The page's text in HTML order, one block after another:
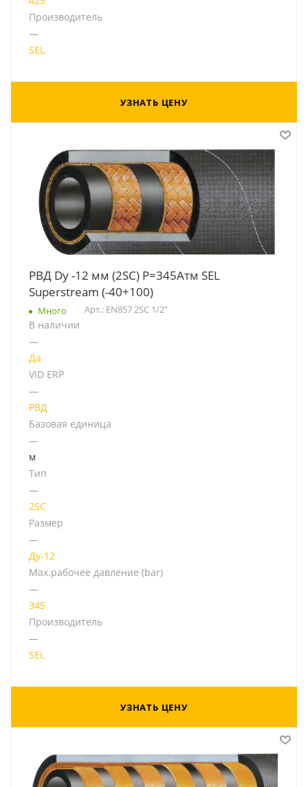
Производитель
—
SEL
УЗНАТЬ ЦЕНУ
РВД Dу -12 мм (2SC) Р=345Атм SEL
Superstream (-40+100)
Много Арт.: EN857 2SC 1/2"
В наличии
—
Да
VID ERP
—
РВД
Базовая единица
—
м
Тип
—
2SC
Размер
—
Ду-12
Мах.рабочее давление (bar)
—
345
Производитель
—
SEL
УЗНАТЬ ЦЕНУ